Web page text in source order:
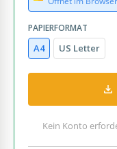
PAPIERFORMAT
A4 US Letter
Kein Konto